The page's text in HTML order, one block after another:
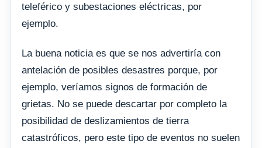
teleférico y subestaciones eléctricas, por
ejemplo.
La buena noticia es que se nos advertiría con
antelación de posibles desastres porque, por
ejemplo, veríamos signos de formación de
grietas. No se puede descartar por completo la
posibilidad de deslizamientos de tierra
catastróficos, pero este tipo de eventos no suelen